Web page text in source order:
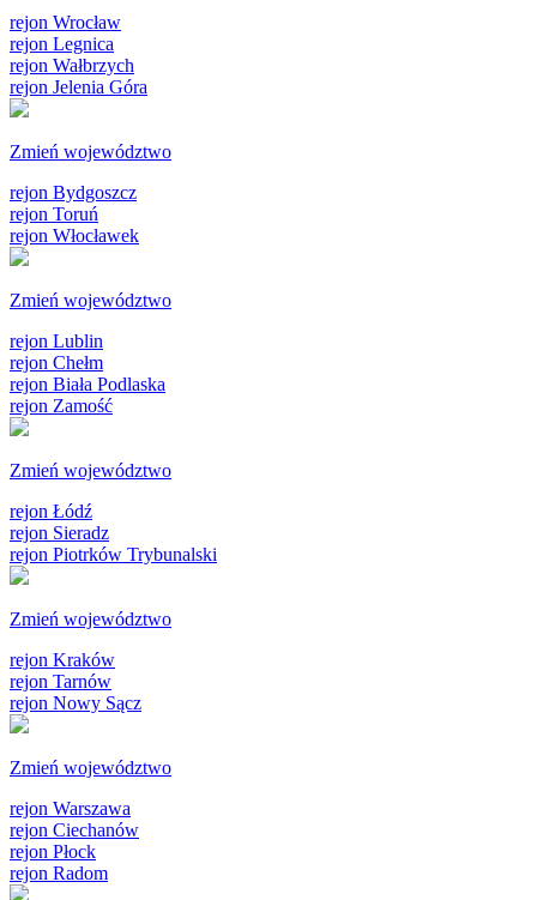
rejon Wrocław
rejon Legnica
rejon Wałbrzych
rejon Jelenia Góra
Zmień województwo
rejon Bydgoszcz
rejon Toruń
rejon Włocławek
Zmień województwo
rejon Lublin
rejon Chełm
rejon Biała Podlaska
rejon Zamość
Zmień województwo
rejon Łódź
rejon Sieradz
rejon Piotrków Trybunalski
Zmień województwo
rejon Kraków
rejon Tarnów
rejon Nowy Sącz
Zmień województwo
rejon Warszawa
rejon Ciechanów
rejon Płock
rejon Radom